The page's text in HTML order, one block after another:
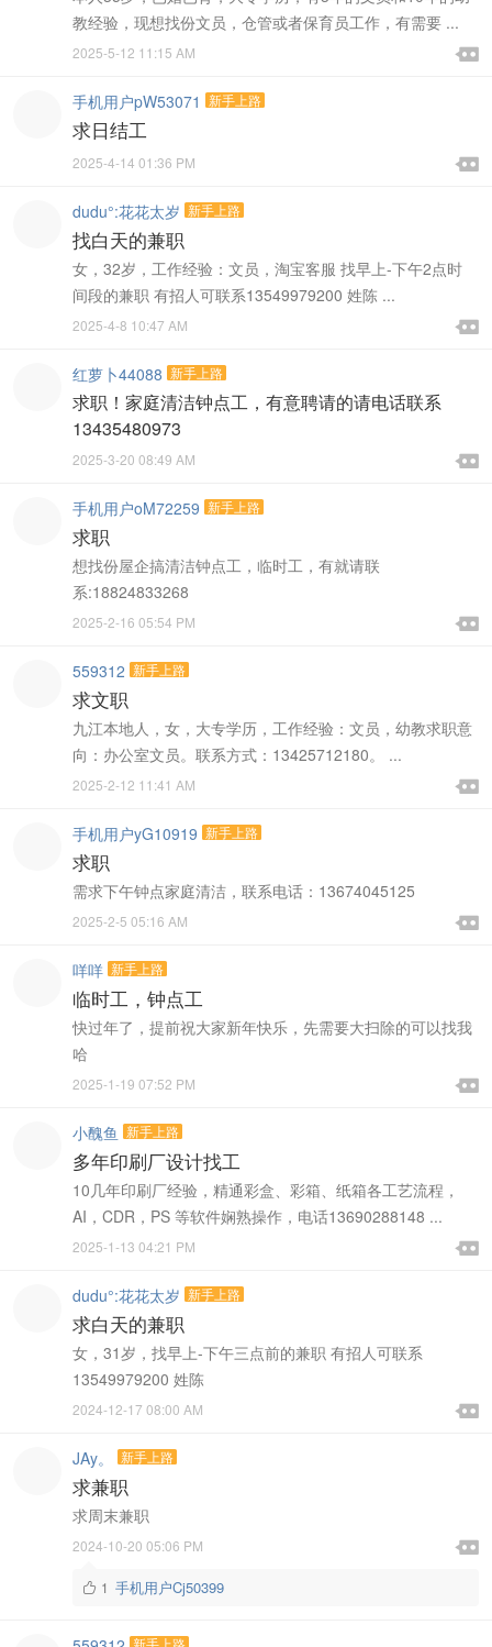
教经验，现想找份文员，仓管或者保育员工作，有需要 ...

2025-5-12 11:15 AM 
手机用户pW53071 新手上路
求日结工

2025-4-14 01:36 PM 
dudu°:花花太岁 新手上路
找白天的兼职
女，32岁，工作经验：文员，淘宝客服 找早上-下午2点时
间段的兼职 有招人可联系13549979200 姓陈 ...

2025-4-8 10:47 AM 
红萝卜44088 新手上路
求职！家庭清洁钟点工，有意聘请的请电话联系
13435480973

2025-3-20 08:49 AM 
手机用户oM72259 新手上路
求职
想找份屋企搞清洁钟点工，临时工，有就请联
系:18824833268

2025-2-16 05:54 PM 
559312 新手上路
求文职
九江本地人，女，大专学历，工作经验：文员，幼教求职意
向：办公室文员。联系方式：13425712180。 ...

2025-2-12 11:41 AM 
手机用户yG10919 新手上路
求职
需求下午钟点家庭清洁，联系电话：13674045125

2025-2-5 05:16 AM 
咩咩 新手上路
临时工，钟点工
快过年了，提前祝大家新年快乐，先需要大扫除的可以找我
哈

2025-1-19 07:52 PM 
小醜鱼 新手上路
多年印刷厂设计找工
10几年印刷厂经验，精通彩盒、彩箱、纸箱各工艺流程，
AI，CDR，PS 等软件娴熟操作，电话13690288148 ...

2025-1-13 04:21 PM 
dudu°:花花太岁 新手上路
求白天的兼职
女，31岁，找早上-下午三点前的兼职 有招人可联系
13549979200 姓陈

2024-12-17 08:00 AM 
JAy。 新手上路
求兼职
求周末兼职

2024-10-20 05:06 PM 
 1 手机用户Cj50399
新手上路